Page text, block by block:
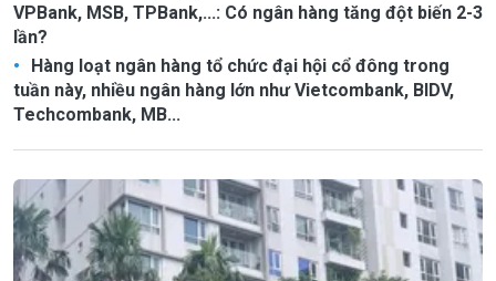
VPBank, MSB, TPBank,...: Có ngân hàng tăng đột biến 2-3
lần?
Hàng loạt ngân hàng tổ chức đại hội cổ đông trong
tuần này, nhiều ngân hàng lớn như Vietcombank, BIDV,
Techcombank, MB...